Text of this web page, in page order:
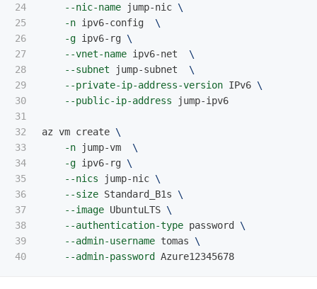
24
25
26
27
28
29
30
31
32
33
34
35
36
37
38
39
--nic-name jump-nic \
-n ipv6-config \
-g ipv6-rg \
--vnet-name ipv6-net \
--subnet jump-subnet \
--private-ip-address-version IPv6 \
--public-ip-address jump-ipv6
az vm create \
-n jump-vm \
-g ipv6-rg \
--nics jump-nic \
--size Standard_B1s \
--image UbuntuLTS \
--authentication-type password \
--admin-username tomas \
--admin-password